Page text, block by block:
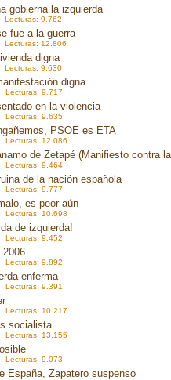
gobierna la izquierda
Lecturas: 9.762
fue a la guerra
Lecturas: 12.806
digna
9.630
digna
9.717
en la violencia
Lecturas: 9.635
PSOE es ETA
Lecturas: 12.086
de Zetapé (Manifiesto contra
Lecturas: 9.464
de la nación española
9.777
es peor aún
10.698
de izquierda!
9.452
2006
Lecturas: 9.892
enferma
Lecturas: 9.391
10.217
socialista
Lecturas: 13.155
9.073
España, Zapatero suspenso